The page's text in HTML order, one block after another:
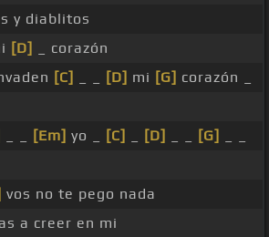
y diablitos
[D]
_ corazón
[C] [D] mi [G] corazón _
[Em] yo _ [C] [D] [G]
vos no te pego nada
a creer en mi